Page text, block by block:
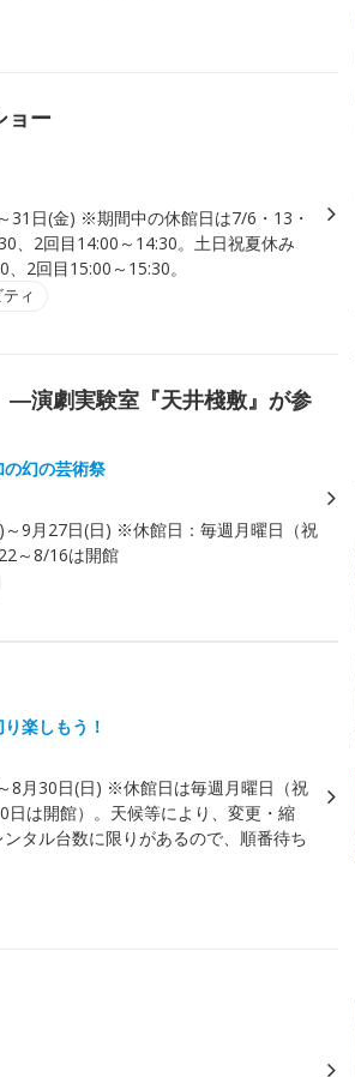
ョー
31日(金) ※期間中の休館日は7/6・13・
、2回目14:00～14:30。土日祝夏休み
2回目15:00～15:30。
ィ
―演劇実験室『天井棧敷』が参
幻の芸術祭
～9月27日(日) ※休館日：毎週月曜日（祝
～8/16は開館
楽しもう！
8月30日(日) ※休館日は毎週月曜日（祝
日は開館）。天候等により、変更・縮
タル台数に限りがあるので、順番待ち